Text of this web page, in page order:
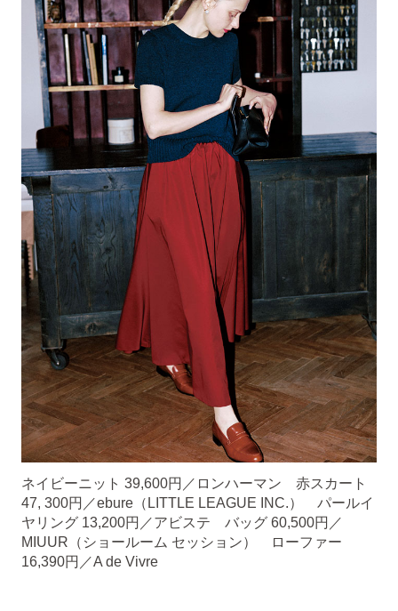
ネイビーニット 39,600円／ロンハーマン 赤スカート
47, 300円／ebure（LITTLE LEAGUE INC.） パールイ
ヤリング 13,200円／アビステ バッグ 60,500円／
MIUUR（ショールーム セッション） ローファー
16,390円／A de Vivre